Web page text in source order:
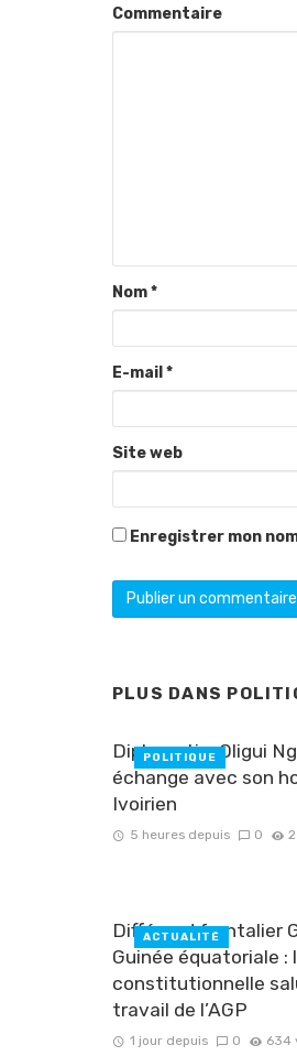
Commentaire
Nom*
E-mail *
Site web
Enregistrer mon
PLUS DANS
Diplomatie: Oligui
échange avec son
Ivoirien
5 heures depuis 0
POLITIQUE
Différend frontalier
Guinée équatoriale :
constitutionnelle
travail de l’AGP
1 jour depuis 0 634
ACTUALITÉ